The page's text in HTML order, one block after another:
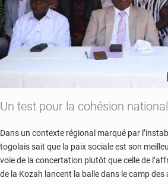
Un test pour la cohésion
Dans un contexte régional marqué par
togolais sait que la paix sociale est son
voie de la concertation plutôt que celle de
de la Kozah lancent la balle dans le camp des